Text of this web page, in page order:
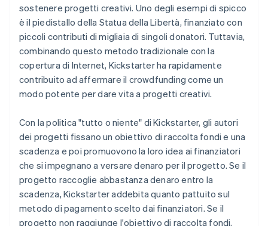
sostenere progetti creativi. Uno degli esempi di spicco
è il piedistallo della Statua della Libertà, finanziato con
piccoli contributi di migliaia di singoli donatori. Tuttavia,
combinando questo metodo tradizionale con la
copertura di Internet, Kickstarter ha rapidamente
contribuito ad affermare il crowdfunding come un
modo potente per dare vita a progetti creativi.
Con la politica "tutto o niente" di Kickstarter, gli autori
dei progetti fissano un obiettivo di raccolta fondi e una
scadenza e poi promuovono la loro idea ai finanziatori
che si impegnano a versare denaro per il progetto. Se il
progetto raccoglie abbastanza denaro entro la
scadenza, Kickstarter addebita quanto pattuito sul
metodo di pagamento scelto dai finanziatori. Se il
progetto non raggiunge l'obiettivo di raccolta fondi,